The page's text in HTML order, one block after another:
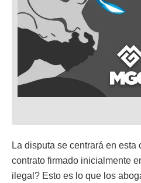
La disputa se centrará en esta
contrato firmado inicialmente
ilegal? Esto es lo que los